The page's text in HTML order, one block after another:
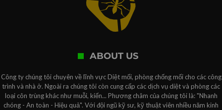
ABOUT US
Công ty chúng tôi chuyên về lĩnh vực Diệt mối, phòng chống mối cho các công
trình và nhà ở. Ngoài ra chúng tôi còn cung cấp các dịch vụ diệt và phòng các
loại côn trùng khác như muỗi, kiến... Phương châm của chúng tôi là: "Nhanh
chóng - An toàn - Hiệu quả". Với đội ngũ kỹ sư, kỹ thuật viên nhiều năm kinh